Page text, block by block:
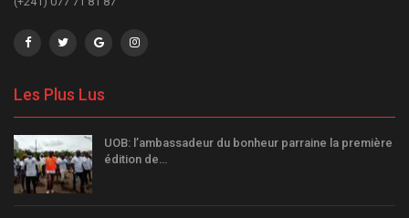
Les Plus Lus
UOB: l’ambassadeur du bonheur parraine la première
édition de…